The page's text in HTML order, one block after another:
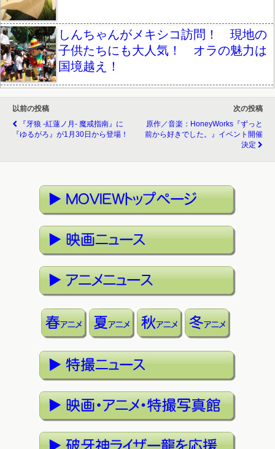
しんちゃんがメキシコ訪問！ 現地の
子供たちにも大人気！ オラの魅力は
国境越え！
以前の投稿
『牙狼 -紅蓮ノ月- 魔戒指南』に
『ゆるがろ』が1月30日から登場！
次の投稿
原作／音楽：HoneyWorks『ずっと
前から好きでした。』イベント開催
決定